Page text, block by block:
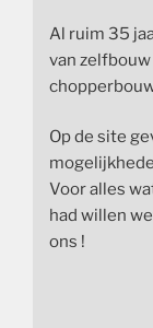
Al ruim 35
van
Op de site
Voor alles
had willen
ons !